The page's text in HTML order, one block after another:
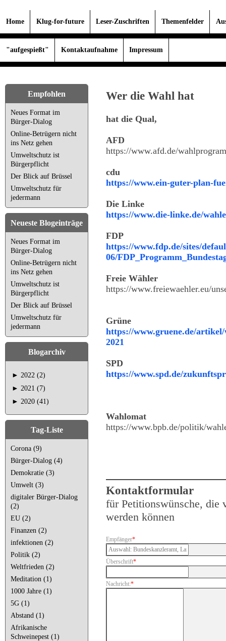
Home Klug-for-future Leser-Zuschriften Themenfelder
"aufgespießt" Kontaktaufnahme Impressum
Empfohlen
Neues Format im
Bürger-Dialog
Online-Betrügern nicht
ins Netz gehen
Umweltschutz ist
Bürgerpflicht
Der Blick auf Brüssel
Umweltschutz für
jedermann
Neueste Blogeinträge
Neues Format im
Bürger-Dialog
Online-Betrügern nicht
ins Netz gehen
Umweltschutz ist
Bürgerpflicht
Der Blick auf Brüssel
Umweltschutz für
jedermann
Blogarchiv
► 2022 (2)
► 2021 (7)
► 2020 (41)
Tag-Liste
Corona (9)
Bürger-Dialog (4)
Demokratie (3)
Umwelt (3)
digitaler Bürger-Dialog
(2)
EU (2)
Finanzen (2)
infektionen (2)
Politik (2)
Weltfrieden (2)
Meditation (1)
1000 Jahre (1)
5G (1)
Abstand (1)
Afrikanische
Schweinepest (1)
Wer die Wahl hat
hat die Qual,
AFD
https://www.afd.de/
cdu
https://www.ein-guter-plan-
Die Linke
https://www.die-linke.de/
FDP
https://www.fdp.de/sites/
06/
Freie Wähler
https://www.freiewaehler.eu/
Grüne
https://www.gruene.de/
2021
SPD
https://www.spd.de/
Wahlomat
https://www.bpb.de/politik/
Bundestag: "Situation
Baerbock, Laschet,
Kontaktformular
für Petitionswünsche, die
werden können
Empfänger*
Überschrift*
Nachricht:*